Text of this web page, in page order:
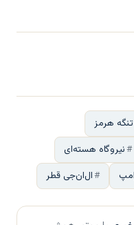
تنگه هرمز
نیروگاه هسته‌ای
ال‌ان‌جی قطر